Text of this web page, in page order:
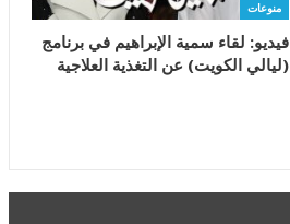
منوعات
فيديو: لقاء سمية الإبراهيم في برنامج
(ليالي الكويت) عن التغذية العلاجية